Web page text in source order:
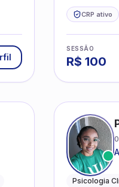
CRP ativo
SESSÃO
R$ 100
Psicologia